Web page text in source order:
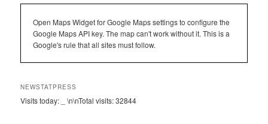
Open Maps Widget for Google Maps settings to configure the
Google Maps API key. The map can't work without it. This is a
Google's rule that all sites must follow.
NEWSTATPRESS
Visits today: \n\nTotal visits:32844